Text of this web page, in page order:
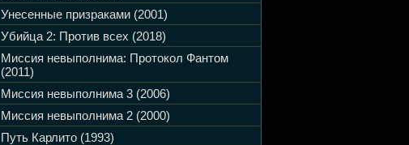
Унесенные призраками (2001)
Убийца 2: Против всех (2018)
Миссия невыполнима: Протокол Фантом
(2011)
Миссия невыполнима 3 (2006)
Миссия невыполнима 2 (2000)
Путь Карлито (1993)